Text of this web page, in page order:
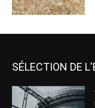
SÉLECTION DE